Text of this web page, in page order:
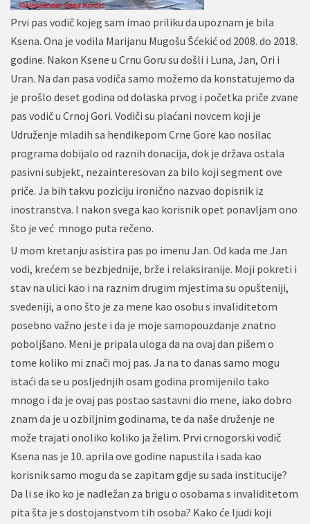
Prvi pas vodič kojeg sam imao priliku da upoznam je bila
Ksena. Ona je vodila Marijanu Mugošu Šćekić od 2008. do 2018.
godine. Nakon Ksene u Crnu Goru su došli i Luna, Jan, Ori i
Uran. Na dan pasa vodiča samo možemo da konstatujemo da
je prošlo deset godina od dolaska prvog i početka priče zvane
pas vodič u Crnoj Gori. Vodiči su plaćani novcem koji je
Udruženje mladih sa hendikepom Crne Gore kao nosilac
programa dobijalo od raznih donacija, dok je država ostala
pasivni subjekt, nezainteresovan za bilo koji segment ove
priče. Ja bih takvu poziciju ironično nazvao dopisnik iz
inostranstva. I nakon svega kao korisnik opet ponavljam ono
što je već mnogo puta rečeno.
U mom kretanju asistira pas po imenu Jan. Od kada me Jan
vodi, krećem se bezbjednije, brže i relaksiranije. Moji pokreti i
stav na ulici kao i na raznim drugim mjestima su opušteniji,
svedeniji, a ono što je za mene kao osobu s invaliditetom
posebno važno jeste i da je moje samopouzdanje znatno
poboljšano. Meni je pripala uloga da na ovaj dan pišem o
tome koliko mi znači moj pas. Ja na to danas samo mogu
istaći da se u posljednjih osam godina promijenilo tako
mnogo i da je ovaj pas postao sastavni dio mene, iako dobro
znam da je u ozbiljnim godinama, te da naše druženje ne
može trajati onoliko koliko ja želim. Prvi crnogorski vodič
Ksena nas je 10. aprila ove godine napustila i sada kao
korisnik samo mogu da se zapitam gdje su sada institucije?
Da li se iko ko je nadležan za brigu o osobama s invaliditetom
pita šta je s dostojanstvom tih osoba? Kako će ljudi koji